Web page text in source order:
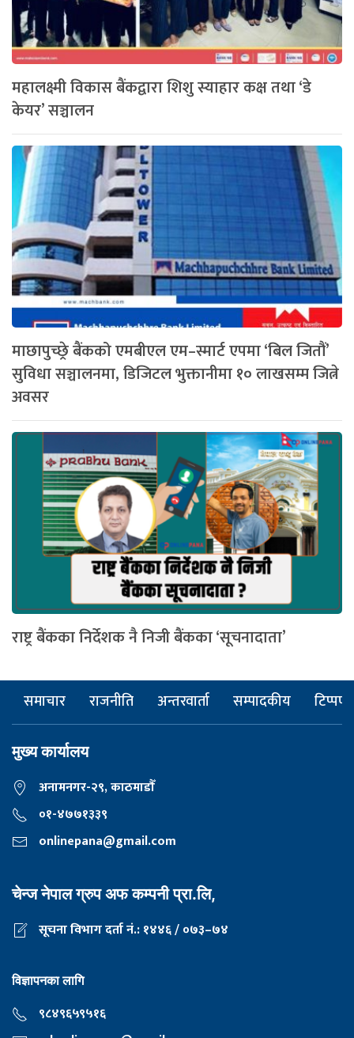
महालक्ष्मी विकास बैंकद्वारा शिशु स्याहार कक्ष तथा ‘डे
केयर’ सञ्चालन
माछापुच्छ्रे बैंकको एमबीएल एम–स्मार्ट एपमा ‘बिल जितौं’
सुविधा सञ्चालनमा, डिजिटल भुक्तानीमा १० लाखसम्म जित्ने
अवसर
राष्ट्र बैंकका निर्देशक नै निजी बैंकका ‘सूचनादाता’
समाचार राजनीति अन्तरवार्ता सम्पादकीय टिप्पणी
मुख्य कार्यालय
अनामनगर-२९, काठमाडाैँ
०१-४७७१३३९
onlinepana@gmail.com
चेन्ज नेपाल ग्रुप अफ कम्पनी प्रा.लि,
सूचना विभाग दर्ता नं.: १४४६ / ०७३–७४
विज्ञापनका लागि
९८४९६५९५१६